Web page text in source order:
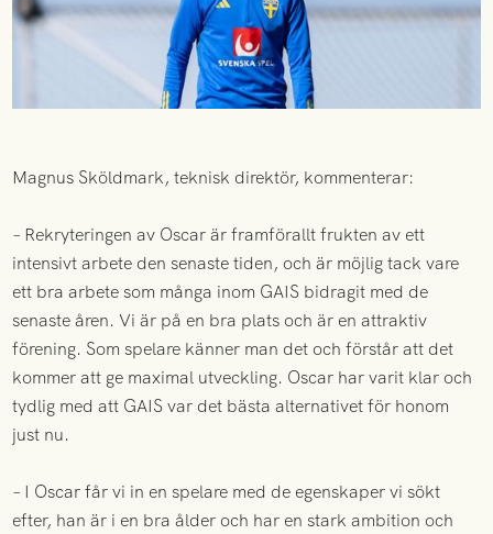
Magnus Sköldmark, teknisk direktör, kommenterar:
– Rekryteringen av Oscar är framförallt frukten av ett
intensivt arbete den senaste tiden, och är möjlig tack vare
ett bra arbete som många inom GAIS bidragit med de
senaste åren. Vi är på en bra plats och är en attraktiv
förening. Som spelare känner man det och förstår att det
kommer att ge maximal utveckling. Oscar har varit klar och
tydlig med att GAIS var det bästa alternativet för honom
just nu.
– I Oscar får vi in en spelare med de egenskaper vi sökt
efter, han är i en bra ålder och har en stark ambition och